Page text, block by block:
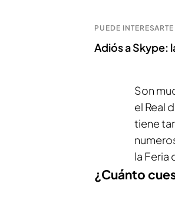
PUEDE INTERESARTE
Adiós a Skype:
Son
el Real
tiene
la Feria
¿Cuánto